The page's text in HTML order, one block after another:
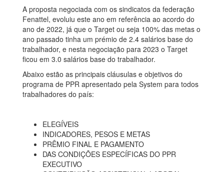
A proposta negociada com os sindicatos da federação
Fenattel, evoluiu este ano em referência ao acordo do
ano de 2022, já que o Target ou seja 100% das metas o
ano passado tinha um prémio de 2.4 salários base do
trabalhador, e nesta negociação para 2023 o Target
ficou em 3.0 salários base do trabalhador.
Abaixo estão as principais cláusulas e objetivos do
programa de PPR apresentado pela System para todos
trabalhadores do país:
ELEGÍVEIS
INDICADORES, PESOS E METAS
PRÊMIO FINAL E PAGAMENTO
DAS CONDIÇÕES ESPECÍFICAS DO PPR
EXECUTIVO